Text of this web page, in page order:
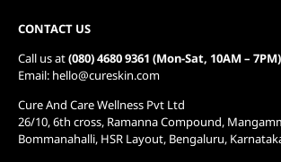
CONTACT US
Call us at(080) 4680 9361 (Mon-Sat, 10AM – 7PM)
Email: hello@cureskin.com
Cure And Care Wellness Pvt Ltd
26/10, 6th cross, Ramanna Compound,
Bommanahalli, HSR Layout, Bengaluru,